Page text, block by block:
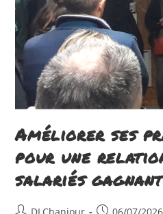
Améliorer ses
pour une
salariés
Auteur/autrice
DLChanjour
Publication
06/07/2026